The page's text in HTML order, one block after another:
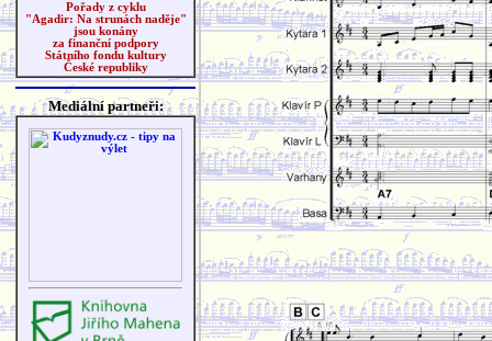
Pořady z cyklu
"Agadir: Na strunách naděje"
jsou konány
za finanční podpory
Státního fondu kultury
České republiky
Mediální partneři: